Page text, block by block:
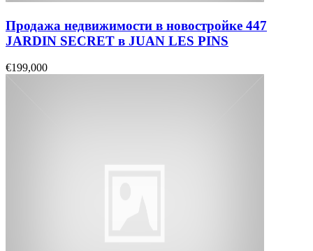
Продажа недвижимости в новостройке 447
JARDIN SECRET в JUAN LES PINS
€199,000